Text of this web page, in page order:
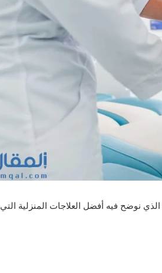
نوضح فيه أفضل العلاجات المنزلية التي